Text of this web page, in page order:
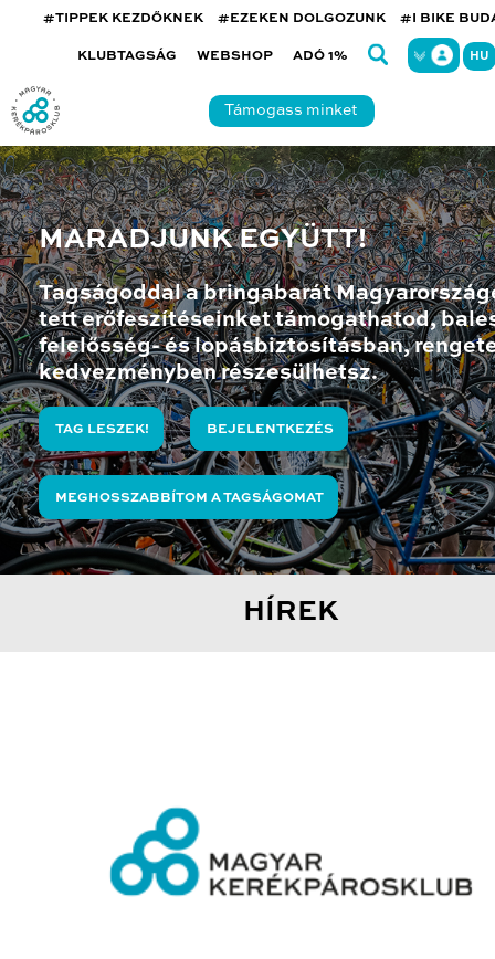
#TIPPEK KEZDŐKNEK #EZEKEN DOLGOZUNK #I BIKE
KLUBTAGSÁG WEBSHOP ADÓ 1% HU
Támogass minket
MARADJUNK EGYÜTT!
Tagságoddal a bringabarát
tett erőfeszítéseinket támogathatod,
felelősség- és lopásbiztosításban,
kedvezményben részesülhetsz.
TAG LESZEK! BEJELENTKEZÉS
MEGHOSSZABBÍTOM A TAGSÁGOMAT
HÍREK